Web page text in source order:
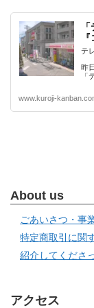
テ
昨
「
www.kuroji-
About us
ごあいさつ・事
特定商取引に関
紹介してくださ
アクセス